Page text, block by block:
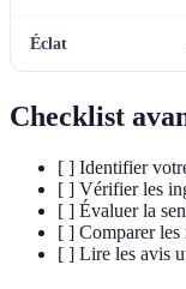
Éclat
Checklist
[ ] Identifier
[ ] Vérifier les
[ ] Évaluer la
[ ] Comparer les
[ ] Lire les avis